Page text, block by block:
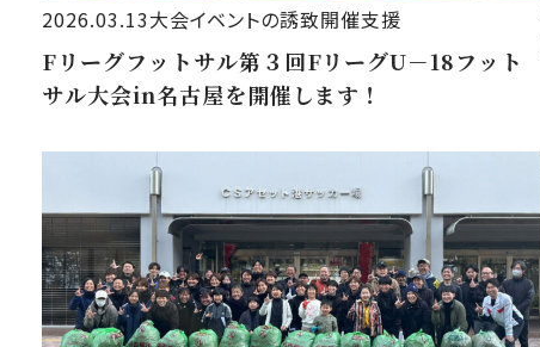
2026.03.13大会イベントの誘致開催支援
Fリーグフットサル第３回FリーグU－18フット
サル大会in名古屋を開催します！